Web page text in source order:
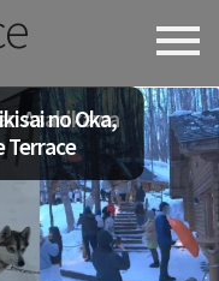
Asahikawa
no Oka,
Terrace